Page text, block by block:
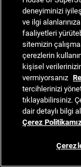
deneyiminizi
ve ilgi
faaliyetleri
sitemizin
çerezlerin
kişisel
vermiyorsanız
tercihlerinizi
tıklayabilirsiniz.
dair detaylı bilgi
Çerez